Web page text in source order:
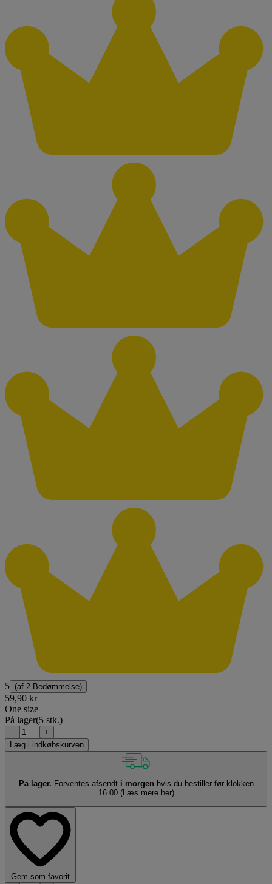
5 (af 2 Bedømmelse)
59,90 kr
One size
På lager(5 stk.)
−
+
Læg i indkøbskurven
På lager. Forventes afsendt i morgen hvis du bestiller før klokken
16.00 (Læs mere her)
Gem som favorit